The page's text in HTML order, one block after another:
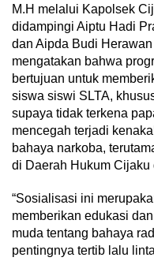
M.H melalui Kapolsek
didampingi Aiptu Hadi
dan Aipda Budi
mengatakan bahwa
bertujuan untuk
siswa siswi SLTA,
supaya tidak terkena
mencegah terjadi
bahaya narkoba,
di Daerah Hukum Cijaku
“Sosialisasi ini
memberikan edukasi
muda tentang bahaya
pentingnya tertib lalu